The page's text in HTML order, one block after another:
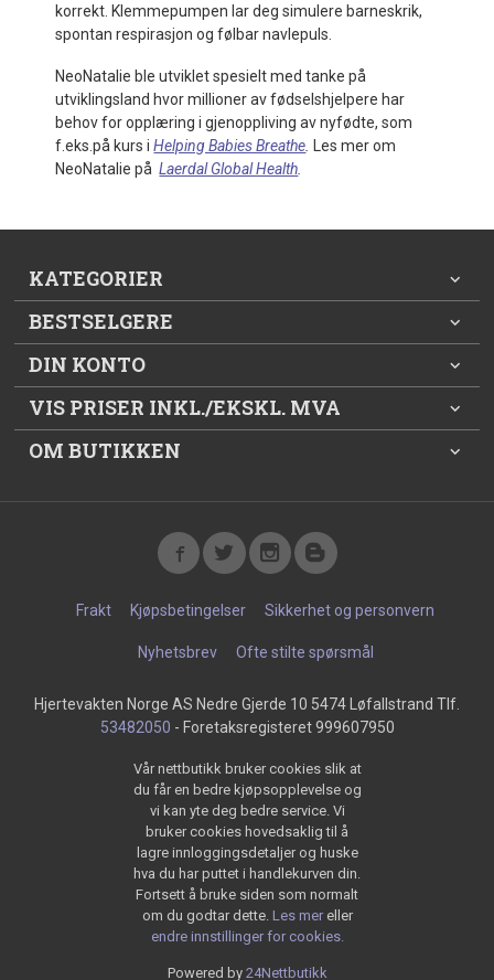
korrekt. Klemmepumpen lar deg simulere barneskrik,
spontan respirasjon og følbar navlepuls.
NeoNatalie ble utviklet spesielt med tanke på
utviklingsland hvor millioner av fødselshjelpere har
behov for opplæring i gjenoppliving av nyfødte, som
f.eks.på kurs iHelping Babies Breathe
Les mer om
NeoNatalie på Laerdal Global Health
KATEGORIER
BESTSELGERE
DIN KONTO
VIS PRISER INKL./EKSKL. MVA
OM BUTIKKEN
Frakt Kjøpsbetingelser Sikkerhet og personvern
Nyhetsbrev Ofte stilte spørsmål
Hjertevakten Norge AS Nedre Gjerde 10 5474 Løfallstrand Tlf.
53482050 - Foretaksregisteret 999607950
Vår nettbutikk bruker cookies slik at
du får en bedre kjøpsopplevelse og
vi kan yte deg bedre service. Vi
bruker cookies hovedsaklig til å
lagre innloggingsdetaljer og huske
hva du har puttet i handlekurven din.
Fortsett å bruke siden som normalt
om du godtar dette. Les mer eller
endre innstillinger for cookies.
Powered by 24Nettbutikk